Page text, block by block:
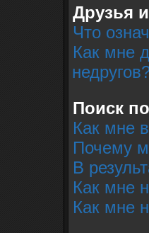
Друзья
Что
Как мне
Поиск
Как мне
Почему
В
Как мне
Как мне